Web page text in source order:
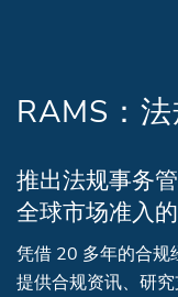
RAMS：
推出法规事务
全球市场准入的
凭借 20 多年的合规
提供合规资讯、研究